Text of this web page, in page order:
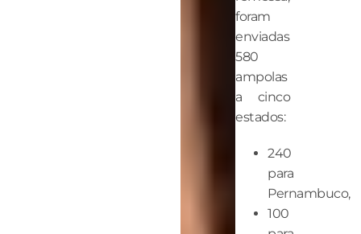
foram
enviadas
580
ampolas
a cinco
estados:
240
para
Pernambuco,
100